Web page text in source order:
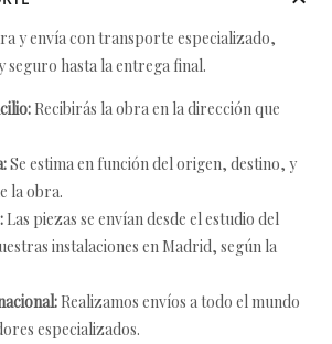
y envía con transporte especializado,
seguro hasta la entrega final.
Recibirás la obra en la dirección que
Se estima en función del origen, destino, y
la obra.
Las piezas se envían desde el estudio del
instalaciones en Madrid, según la
Realizamos envíos a todo el mundo
especializados.